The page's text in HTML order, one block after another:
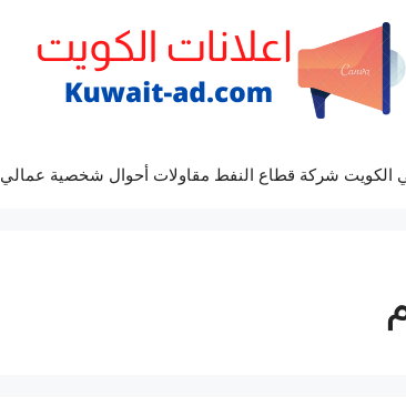
الكويت شركة قطاع النفط مقاولات أحوال شخصية عمالي